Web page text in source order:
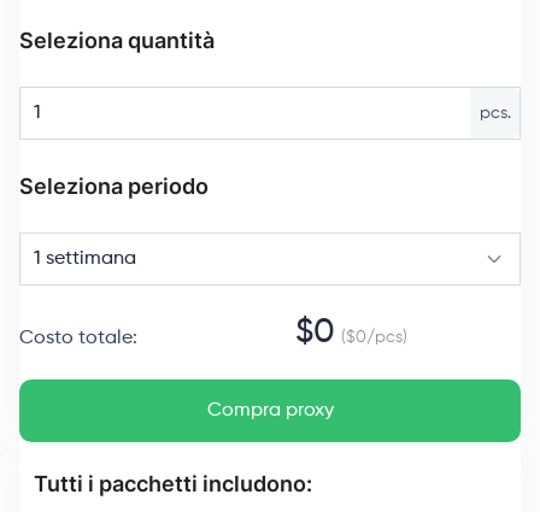
Seleziona quantità
pcs.
Seleziona periodo
1 settimana
Costo totale: $0 ($0/pcs)
Compra proxy
Tutti i pacchetti includono: